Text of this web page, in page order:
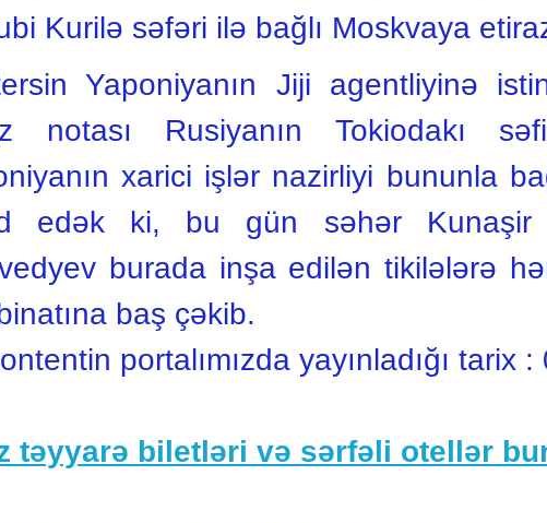
Kurilə səfəri ilə bağlı Moskvaya
Yaponiyanın Jiji agentliyinə
notası Rusiyanın Tokiodakı
xarici işlər nazirliyi bununla
edək ki, bu gün səhər Kunaşir
burada inşa edilən tikilələrə
baş çəkib.
portalımızda yayınladığı tarix :
təyyarə biletləri və sərfəli otellər